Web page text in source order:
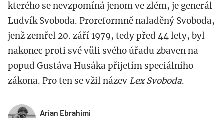
kterého se nevzpomíná jenom ve zlém, je generál
Ludvík Svoboda. Proreformně naladěný Svoboda,
jenž zemřel 20. září 1979, tedy před 44 lety, byl
nakonec proti své vůli svého úřadu zbaven na
popud Gustáva Husáka přijetím speciálního
zákona. Pro ten se vžil název Lex Svoboda.
Arian Ebrahimi